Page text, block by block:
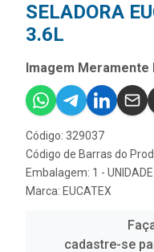
SELADORA
3.6L
Imagem
Código: 329037
Código de Barras do
Embalagem: 1 - UNIDADE
Marca: EUCATEX
cadastre-se